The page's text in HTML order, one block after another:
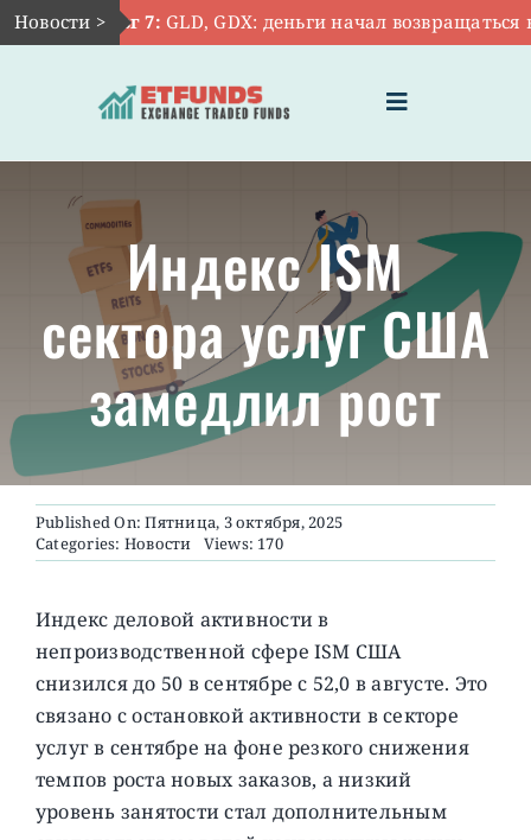
Skip
to
Новости >Авг 7:GLD, GDX: деньги начал возвращаться в
Toggle
Navigation
ГЛАВНАЯ
ЧТО ТАКОЕ ETF
ИНВЕСТИЦИИ В ETF
ТЕМАТИЧЕСКИЕ ETF
АКТУАЛЬНЫЕ
Индекс ISM
сектора услуг США
замедлил рост
Published On: Пятница, 3 октября, 2025
Categories: Новости Views: 170
Индекс деловой активности в
непроизводственной сфере ISM США
снизился до 50 в сентябре с 52,0 в августе. Это
связано с остановкой активности в секторе
услуг в сентябре на фоне резкого снижения
темпов роста новых заказов, а низкий
уровень занятости стал дополнительным